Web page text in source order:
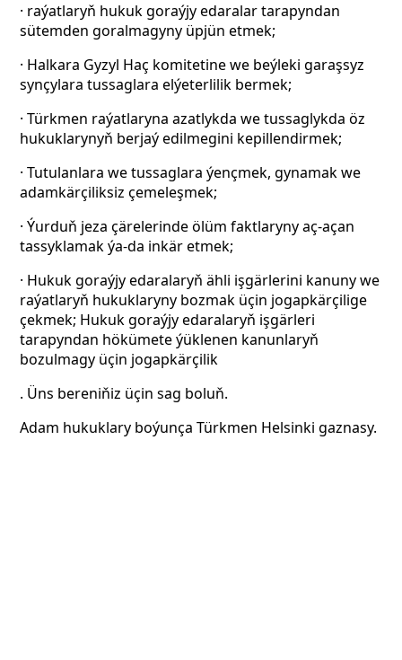
· raýatlaryň hukuk goraýjy edaralar tarapyndan
sütemden goralmagyny üpjün etmek;
· Halkara Gyzyl Haç komitetine we beýleki garaşsyz
synçylara tussaglara elýeterlilik bermek;
· Türkmen raýatlaryna azatlykda we tussaglykda öz
hukuklarynyň berjaý edilmegini kepillendirmek;
· Tutulanlara we tussaglara ýençmek, gynamak we
adamkärçiliksiz çemeleşmek;
· Ýurduň jeza çärelerinde ölüm faktlaryny aç-açan
tassyklamak ýa-da inkär etmek;
· Hukuk goraýjy edaralaryň ähli işgärlerini kanuny we
raýatlaryň hukuklaryny bozmak üçin jogapkärçilige
çekmek; Hukuk goraýjy edaralaryň işgärleri
tarapyndan hökümete ýüklenen kanunlaryň
bozulmagy üçin jogapkärçilik
. Üns bereniňiz üçin sag boluň.
Adam hukuklary boýunça Türkmen Helsinki gaznasy.